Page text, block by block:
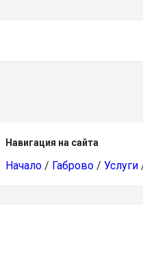
Навигация на сайта
Начало / Габрово / Услуги